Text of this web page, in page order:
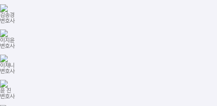
김송경
변호사
이지윤
변호사
이채니
변호사
윤 진
변호사